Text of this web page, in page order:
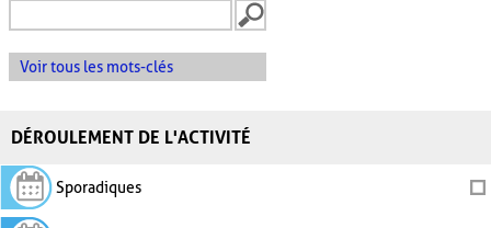
Voir tous les mots-clés
DÉROULEMENT DE L'ACTIVITÉ
Sporadiques